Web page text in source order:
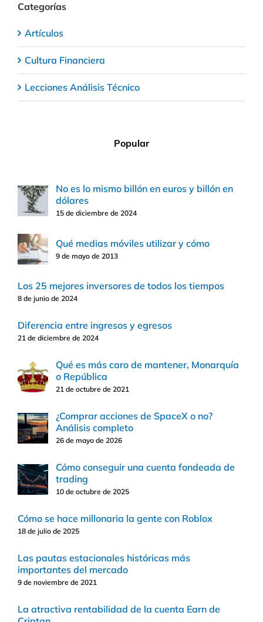
Categorías
Artículos
Cultura Financiera
Lecciones Análisis Técnico
Popular
No es lo mismo billón en euros y billón en
dólares
15 de diciembre de 2024
Qué medias móviles utilizar y cómo
9 de mayo de 2013
Los 25 mejores inversores de todos los tiempos
8 de junio de 2024
Diferencia entre ingresos y egresos
21 de diciembre de 2024
Qué es más caro de mantener, Monarquía
o República
21 de octubre de 2021
¿Comprar acciones de SpaceX o no?
Análisis completo
26 de mayo de 2026
Cómo conseguir una cuenta fondeada de
trading
10 de octubre de 2025
Cómo se hace millonaria la gente con Roblox
18 de julio de 2025
Las pautas estacionales históricas más
importantes del mercado
9 de noviembre de 2021
La atractiva rentabilidad de la cuenta Earn de